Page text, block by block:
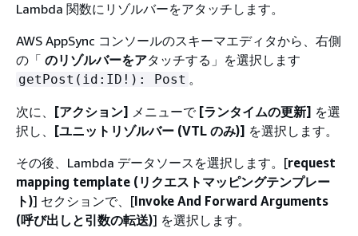
Lambda 関数にリゾルバーをアタッチします。
AWS AppSync コンソールのスキーマエディタから、右側
の「 のリゾルバーをアタッチする」を選択します
getPost(id:ID!): Post 。
次に、 [アクション] メニューで [ランタイムの更新] を選
択し、
[ユニットリゾルバー (VTL のみ)] を選択します。
その後、Lambda データソースを選択します。[request
mapping template (リクエストマッピングテンプレー
ト)] セクションで、[Invoke And Forward Arguments
(呼び出しと引数の転送)] を選択します。